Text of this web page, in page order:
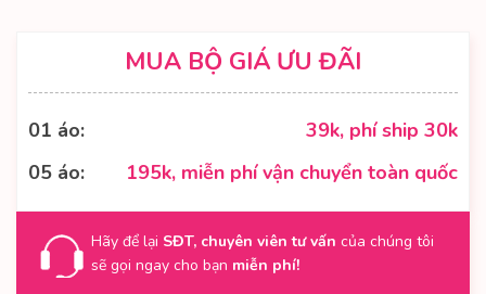
MUA BỘ GIÁ ƯU ĐÃI
01 áo:
39k, phí ship 30k
05 áo:
195k, miễn phí vận chuyển toàn quốc
Hãy để lại SĐT, chuyên viên tư vấn của chúng tôi
sẽ gọi ngay cho bạn miễn phí!